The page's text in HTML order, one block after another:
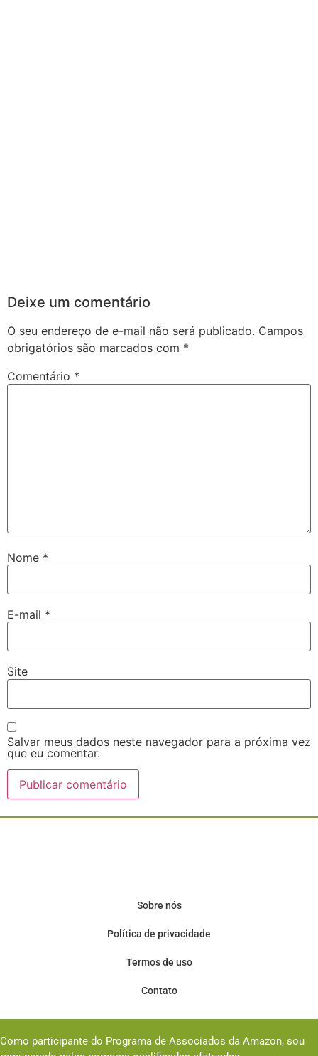
Deixe um comentário
O seu endereço de e-mail não será publicado. Campos
obrigatórios são marcados com *
Comentário *
Nome *
E-mail *
Site
Salvar meus dados neste navegador para a próxima vez
que eu comentar.
Sobre nós
Política de privacidade
Termos de uso
Contato
Como participante do Programa de Associados da Amazon, sou